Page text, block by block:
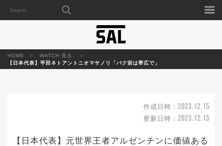
HOME
WATCH-見る-
【日本代表】平田ネトアントニオマサノリ「バク宙は帯広で」
作成日時： 2023.12.15
更新日時： 2023.12.15
【日本代表】元世界王者アルゼンチンに価値ある